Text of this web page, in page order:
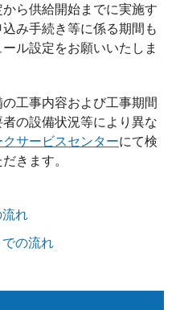
ら供給開始までに実施す
み手続き等に係る期間も
ル設定をお願いいたしま
工事内容および工事期間
の設備状況等により異な
サービスセンターにて検
きます。
れ
の流れ